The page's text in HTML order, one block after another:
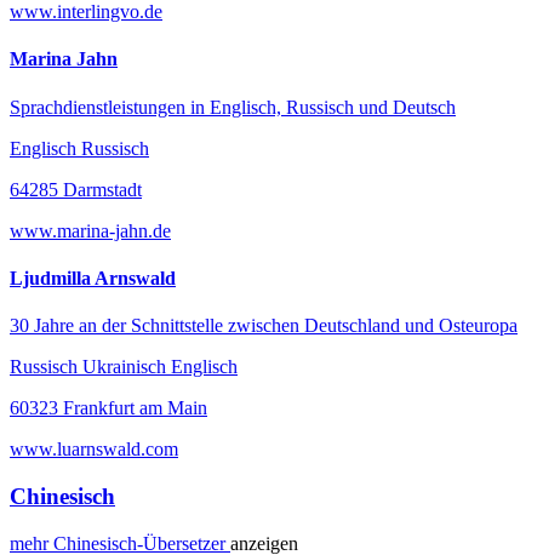
www.interlingvo.de
Marina Jahn
Sprachdienstleistungen in Englisch, Russisch und Deutsch
Englisch Russisch
64285 Darmstadt
www.marina-jahn.de
Ljudmilla Arnswald
30 Jahre an der Schnittstelle zwischen Deutschland und Osteuropa
Russisch Ukrainisch Englisch
60323 Frankfurt am Main
www.luarnswald.com
Chinesisch
mehrChinesisch-Übersetzeranzeigen